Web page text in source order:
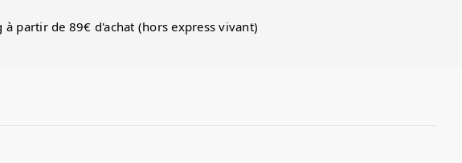
à partir de 89€ d'achat (hors express vivant)